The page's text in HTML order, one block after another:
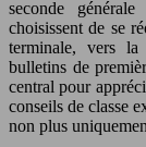
seconde
choisissent de se
terminale, vers la
bulletins de
central pour
conseils de classe
non plus